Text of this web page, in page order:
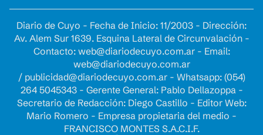
Diario de Cuyo - Fecha de Inicio: 11/2003 - Dirección:
Av. Alem Sur 1639. Esquina Lateral de Circunvalación -
Contacto: web@diariodecuyo.com.ar- Email:
web@diariodecuyo.com.ar
/ publicidad@diariodecuyo.com.ar- Whatsapp: (054)
264 5045343 - Gerente General: Pablo Dellazoppa -
Secretario de Redacción: Diego Castillo - Editor Web:
Mario Romero - Empresa propietaria del medio -
FRANCISCO MONTES S.A.C.I.F.